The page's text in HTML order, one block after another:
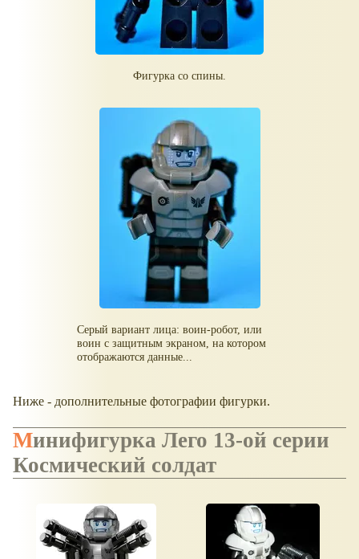
Фигурка со спины.
Серый вариант лица: воин-робот, или
воин с защитным экраном, на котором
отображаются данные...
Ниже - дополнительные фотографии фигурки.
Минифигурка Лего 13-ой серии
Космический солдат